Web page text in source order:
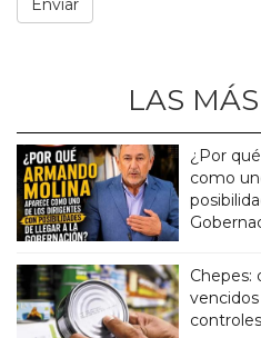
LAS
¿Por
como